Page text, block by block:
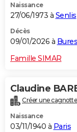
Naissance
27/06/1973 à Senlis
Décès
09/01/2026 à
Famille SIMAR
Claudine
Créer une
Naissance
03/11/1940 à Paris